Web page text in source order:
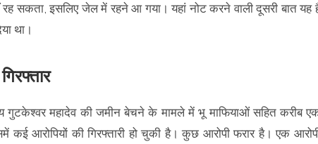
रह सकता, इसलिए जेल में रहने आ गया। यहां नोट करने वाली दूसरी बात यह
था।
महादेव की जमीन बेचने के मामले में भू माफियाओं सहित करीब
कई आरोपियों की गिरफ्तारी हो चुकी है। कुछ आरोपी फरार है। एक